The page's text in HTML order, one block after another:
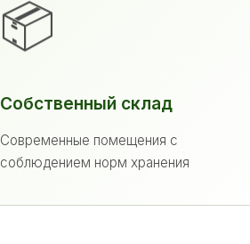
📦
Собственный склад
Современные помещения с
соблюдением норм хранения